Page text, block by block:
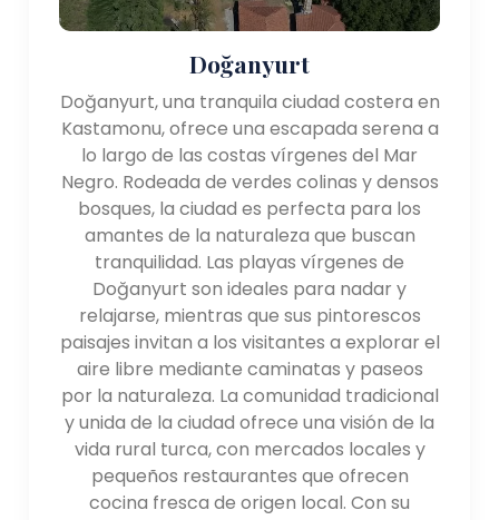
Doğanyurt
Doğanyurt, una tranquila ciudad costera en
Kastamonu, ofrece una escapada serena a
lo largo de las costas vírgenes del Mar
Negro. Rodeada de verdes colinas y densos
bosques, la ciudad es perfecta para los
amantes de la naturaleza que buscan
tranquilidad. Las playas vírgenes de
Doğanyurt son ideales para nadar y
relajarse, mientras que sus pintorescos
paisajes invitan a los visitantes a explorar el
aire libre mediante caminatas y paseos
por la naturaleza. La comunidad tradicional
y unida de la ciudad ofrece una visión de la
vida rural turca, con mercados locales y
pequeños restaurantes que ofrecen
cocina fresca de origen local. Con su